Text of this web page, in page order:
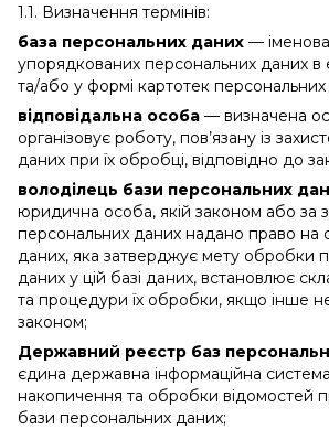
1.1. Визначення термінів:
база персональних даних —
упорядкованих персональних даних в
та/або у формі картотек
відповідальна особа — визначена
організовує роботу, пов’язану із
даних при їх обробці, відповідно до
володілець бази персональних
юридична особа, якій законом або за
персональних даних надано право на
даних, яка затверджує мету обробки
даних у цій базі даних, встановлює
та процедури їх обробки, якщо інше
законом;
Державний реєстр баз
єдина державна інформаційна
накопичення та обробки відомостей
бази персональних даних;